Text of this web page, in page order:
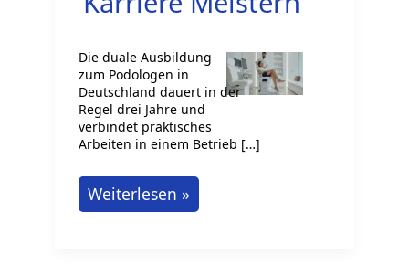
Die duale Ausbildung
zum Podologen in
Deutschland dauert in der
Regel drei Jahre und
verbindet praktisches
Arbeiten in einem Betrieb […]
Duale
Berufsausbildung
Weiterlesen »